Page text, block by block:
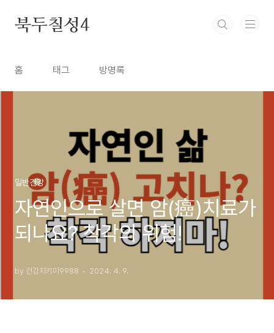
북두칠성4
홈 태그 방명록
일반건강
자연인으로 살면 암(癌)치료가
되나요? 착각의 위험!
by 건강지키미9988 2024. 4. 9.